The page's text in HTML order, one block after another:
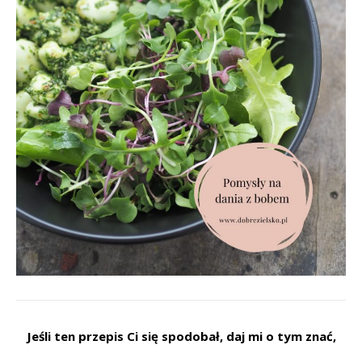
Jeśli ten przepis Ci się spodobał, daj mi o tym znać,